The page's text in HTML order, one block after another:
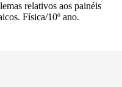
relativos aos painéis
Física/10º ano.